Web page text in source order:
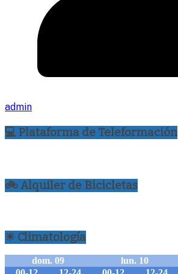
admin
💻 Plataforma de Teleformación
🚲 Alquiler de Bicicletas
☀ Climatología